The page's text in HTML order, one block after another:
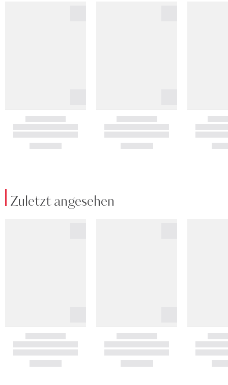
Zuletzt angesehen